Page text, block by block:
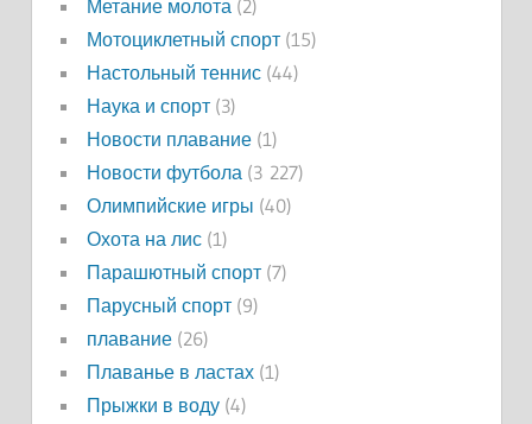
Метание молота (2)
Мотоциклетный спорт(15)
Настольный теннис(44)
Наука и спорт(3)
Новости плавание(1)
Новости футбола (3 227)
Олимпийские игры (40)
Охота на лис(1)
Парашютный спорт(7)
Парусный спорт(9)
плавание(26)
Плаванье в ластах(1)
Прыжки в воду(4)